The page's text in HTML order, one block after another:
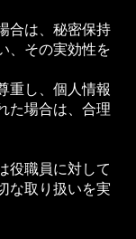
合は、秘密保持
、その実効性を
重し、個人情報
た場合は、合理
役職員に対して
な取り扱いを実